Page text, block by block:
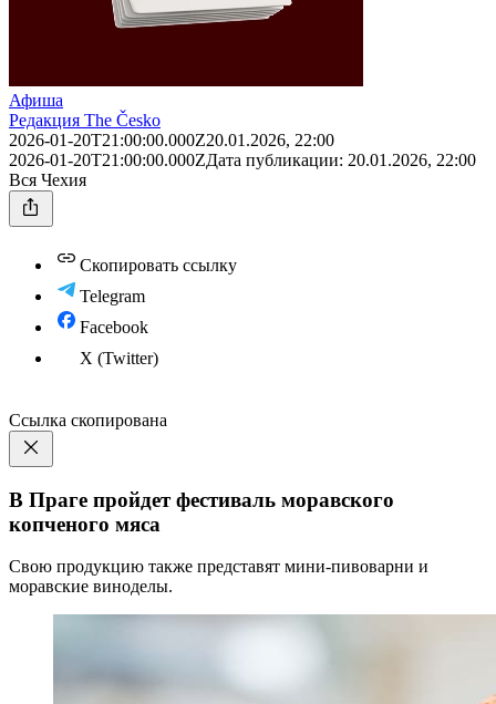
Афиша
Редакция The Česko
2026-01-20T21:00:00.000Z20.01.2026, 22:00
2026-01-20T21:00:00.000ZДата публикации: 20.01.2026, 22:00
Вся Чехия
Скопировать ссылку
Telegram
Facebook
X (Twitter)
Ссылка скопирована
В Праге пройдет фестиваль моравского
копченого мяса
Свою продукцию также представят мини-пивоварни и
моравские виноделы.